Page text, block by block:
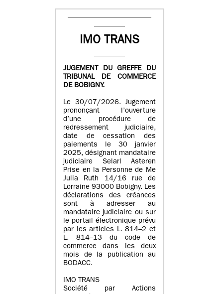
IMO TRANS
JUGEMENT DU GREFFE DU
TRIBUNAL DE COMMERCE
DE BOBIGNY.
Le 30/07/2026. Jugement
prononçant l’ouverture
d’une procédure de
redressement judiciaire,
date de cessation des
paiements le 30 janvier
2025, désignant mandataire
judiciaire Selarl Asteren
Prise en la Personne de Me
Julia Ruth 14/16 rue de
Lorraine 93000 Bobigny. Les
déclarations des créances
sont à adresser au
mandataire judiciaire ou sur
le portail électronique prévu
par les articles L. 814–2 et
L. 814–13 du code de
commerce dans les deux
mois de la publication au
BODACC.
IMO TRANS
Société par Actions